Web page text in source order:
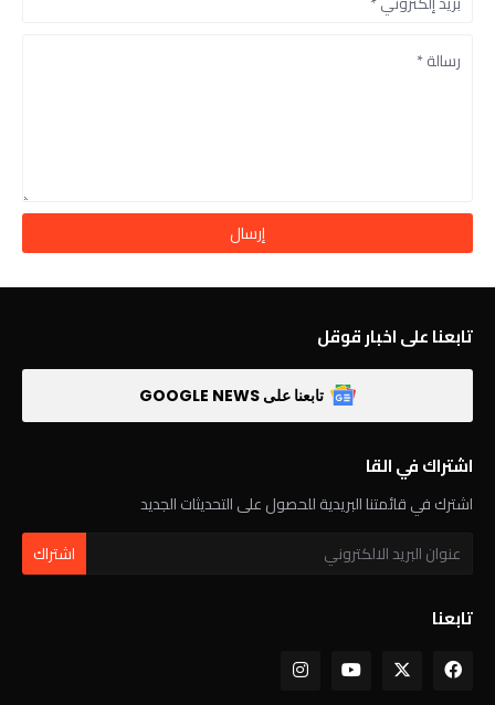
تابعنا على اخبار قوقل
تابعنا على GOOGLE NEWS
اشتراك في القا
اشترك في قائمتنا البريدية للحصول على التحديثات الجديد
تابعنا